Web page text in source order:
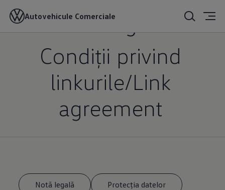
Autovehicule Comerciale
Notă legală
Condiții privind
linkurile/­Link
agreement
Notă legală Protecția datelor